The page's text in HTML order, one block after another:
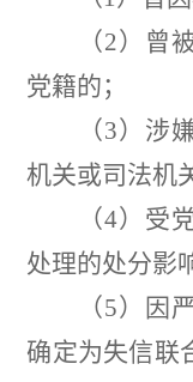
（2） 曾
党籍的；
（3）涉
机关或司法机
（4）受
处理的处分影
（5）
因
确定为失信联